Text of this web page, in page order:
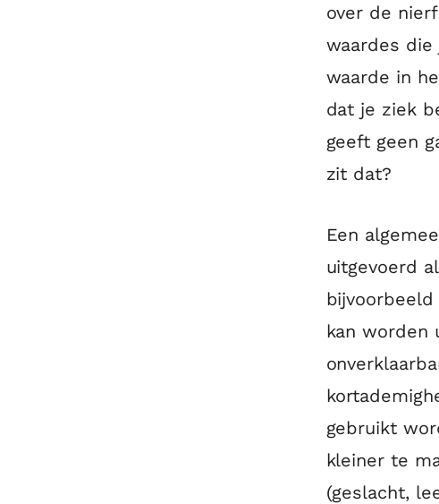
over de
waardes
waarde in
dat je ziek
geeft geen
zit dat?
Een
uitgevoerd
kan worden
gebruikt
kleiner te
(geslacht,